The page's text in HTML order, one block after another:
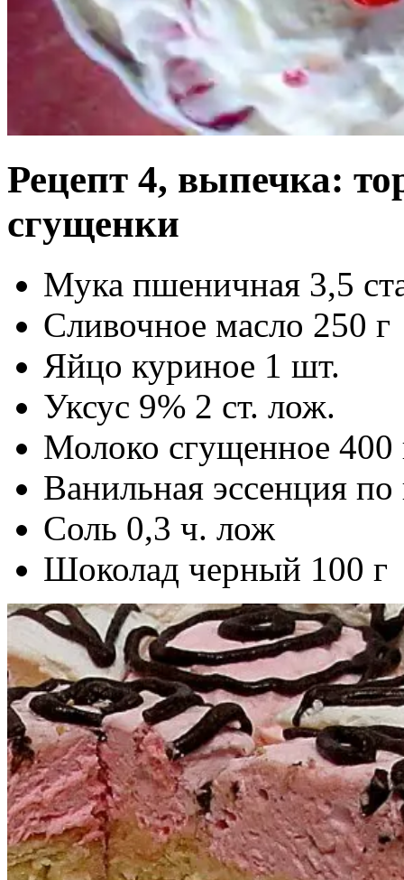
Рецепт 4, выпечка:
сгущенки
Мука пшеничная 3,5
Сливочное масло 250 г
Яйцо куриное 1 шт.
Уксус 9% 2 ст. лож.
Молоко сгущенное 400
Ванильная эссенция по
Соль 0,3 ч. лож
Шоколад черный 100 г